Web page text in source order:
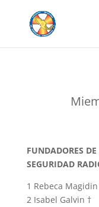
FUNDADORES
SEGURIDAD
1 Rebeca
2 Isabel Galvin †